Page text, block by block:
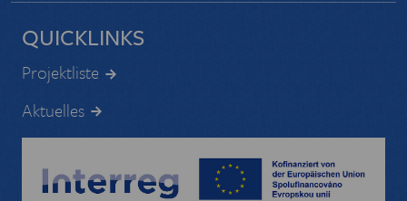
QUICKLINKS
Projektliste
Aktuelles